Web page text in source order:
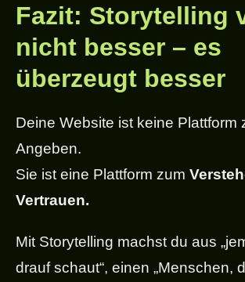
Fazit: Storytelling
nicht besser – es
überzeugt besser
Deine Website ist keine Plattform
Angeben.
Sie ist eine Plattform zum
Vertrauen.
Mit Storytelling machst du aus
drauf schaut“, einen „Menschen,